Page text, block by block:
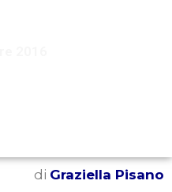
di Graziella Pisano